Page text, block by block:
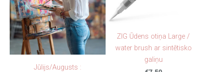
Jūlijs/Augusts :
ZIG Ūdens otiņa Large /
water brush ar sintētisko
galiņu